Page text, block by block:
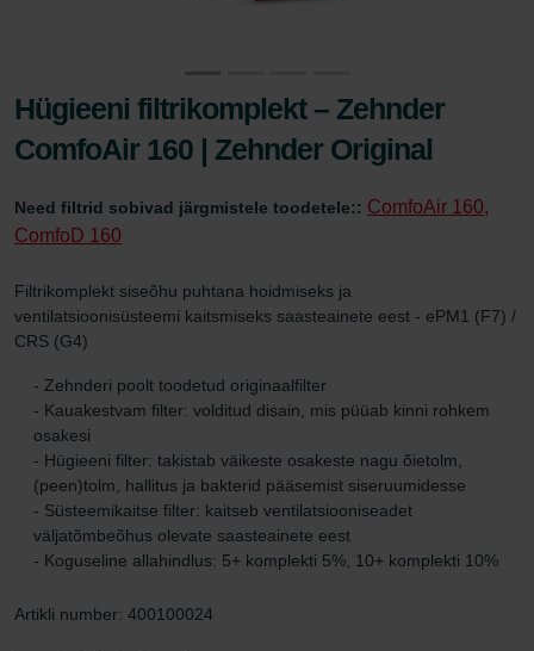
Hügieeni filtrikomplekt – Zehnder
ComfoAir 160 | Zehnder Original
Need filtrid sobivad järgmistele toodetele:: ComfoAir 160,
ComfoD 160
Filtrikomplekt siseõhu puhtana hoidmiseks ja
ventilatsioonisüsteemi kaitsmiseks saasteainete eest - ePM1 (F7) /
CRS (G4)
- Zehnderi poolt toodetud originaalfilter
- Kauakestvam filter: volditud disain, mis püüab kinni rohkem
osakesi
- Hügieeni filter: takistab väikeste osakeste nagu õietolm,
(peen)tolm, hallitus ja bakterid pääsemist siseruumidesse
- Süsteemikaitse filter: kaitseb ventilatsiooniseadet
väljatõmbeõhus olevate saasteainete eest
- Koguseline allahindlus: 5+ komplekti 5%, 10+ komplekti 10%
Artikli number: 400100024